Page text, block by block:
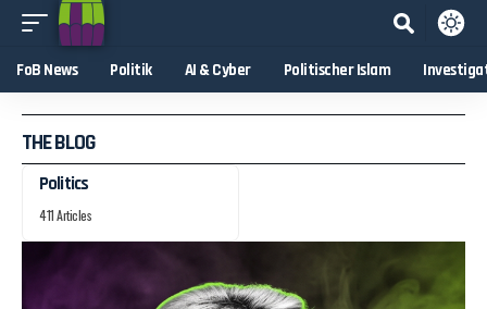
FoB News Politik AI & Cyber Politischer Islam
THE BLOG
Politics
411 Articles